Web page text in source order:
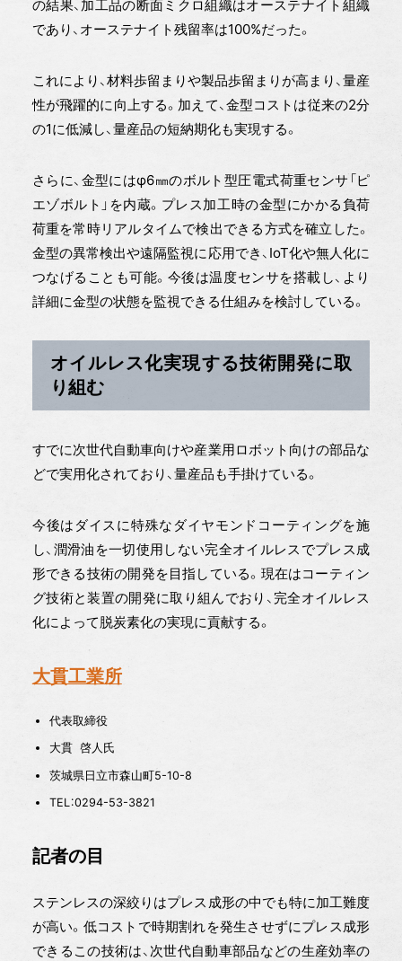
の結果、加工品の断面ミクロ組織はオーステナイト組織
であり、オーステナイト残留率は100%だった。
これにより、材料歩留まりや製品歩留まりが高まり、量産
性が飛躍的に向上する。加えて、金型コストは従来の2分
の1に低減し、量産品の短納期化も実現する。
さらに、金型にはφ6㎜のボルト型圧電式荷重センサ「ピ
エゾボルト」を内蔵。プレス加工時の金型にかかる負荷
荷重を常時リアルタイムで検出できる方式を確立した。
金型の異常検出や遠隔監視に応用でき、IoT化や無人化に
つなげることも可能。今後は温度センサを搭載し、より
詳細に金型の状態を監視できる仕組みを検討している。
オイルレス化実現する技術開発に取
り組む
すでに次世代自動車向けや産業用ロボット向けの部品な
どで実用化されており、量産品も手掛けている。
今後はダイスに特殊なダイヤモンドコーティングを施
し、潤滑油を一切使用しない完全オイルレスでプレス成
形できる技術の開発を目指している。現在はコーティン
グ技術と装置の開発に取り組んでおり、完全オイルレス
化によって脱炭素化の実現に貢献する。
大貫工業所
代表取締役
大貫 啓人氏
茨城県日立市森山町5-10-8
TEL：0294-53-3821
記者の目
ステンレスの深絞りはプレス成形の中でも特に加工難度
が高い。低コストで時期割れを発生させずにプレス成形
できるこの技術は、次世代自動車部品などの生産効率の